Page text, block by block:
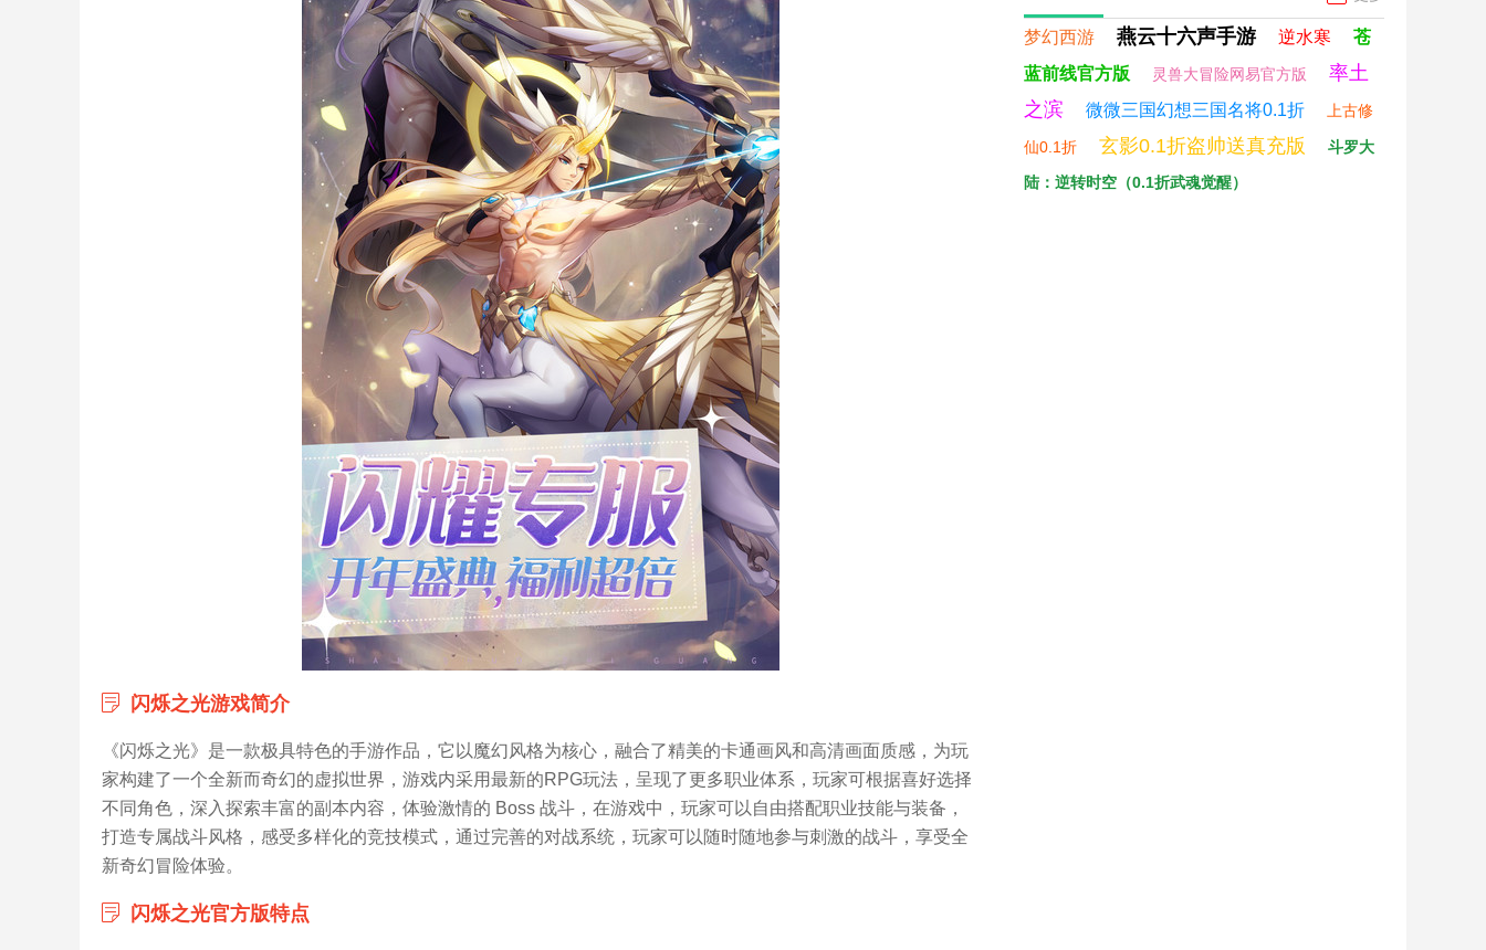
闪烁之光游戏简介
《闪烁之光》是一款极具特色的手游作品，它以魔幻风格为核心，融合了精美的卡通画风和高清画面质感，为玩
家构建了一个全新而奇幻的虚拟世界，游戏内采用最新的RPG玩法，呈现了更多职业体系，玩家可根据喜好选择
不同角色，深入探索丰富的副本内容，体验激情的 Boss 战斗，在游戏中，玩家可以自由搭配职业技能与装备，
打造专属战斗风格，感受多样化的竞技模式，通过完善的对战系统，玩家可以随时随地参与刺激的战斗，享受全
新奇幻冒险体验。
闪烁之光官方版特点
梦幻西游 燕云十六声手游 逆水寒
苍
蓝前线官方版
灵兽大冒险网易官方版
率土
之滨
微微三国幻想三国名将0.1折 上古修
仙0.1折 玄影0.1折盗帅送真充版
斗罗大
陆：逆转时空（0.1折武魂觉醒）